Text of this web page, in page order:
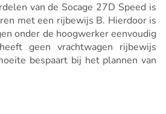
van de Socage 27D Speed is
met een rijbewijs B. Hierdoor is
onder de hoogwerker eenvoudig
geen vrachtwagen rijbewijs
bespaart bij het plannen van